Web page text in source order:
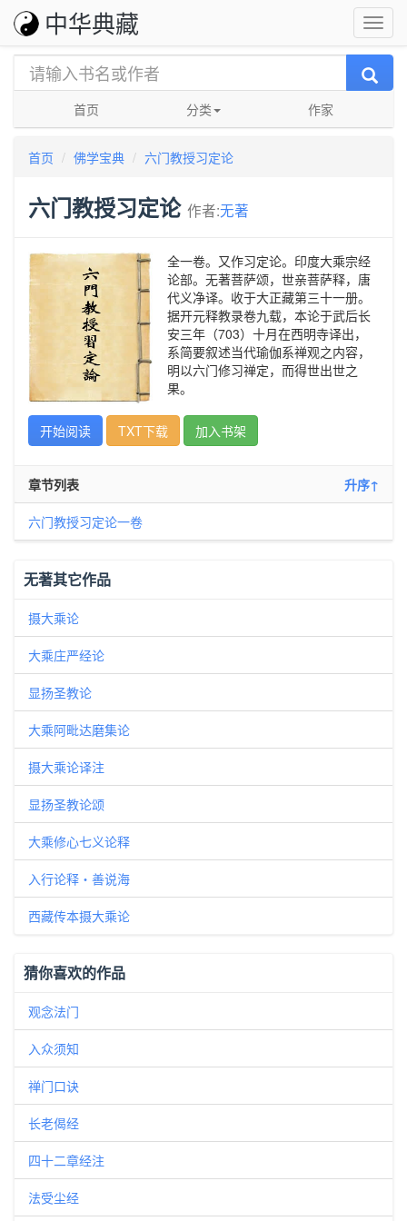
中华典藏
首页 分类 作家
首页 佛学宝典 六门教授习定论
六门教授习定论 作者:无著
全一卷。又作习定论。印度大乘宗经
论部。无著菩萨颂，世亲菩萨释，唐
代义净译。收于大正藏第三十一册。
据开元释教录卷九载，本论于武后长
安三年（703）十月在西明寺译出，
系简要叙述当代瑜伽系禅观之内容，
明以六门修习禅定，而得世出世之
果。
开始阅读 TXT下载 加入书架
章节列表 升序↑
六门教授习定论一卷
无著其它作品
摄大乘论
大乘庄严经论
显扬圣教论
大乘阿毗达磨集论
摄大乘论译注
显扬圣教论颂
大乘修心七义论释
入行论释・善说海
西藏传本摄大乘论
猜你喜欢的作品
观念法门
入众须知
禅门口诀
长老偈经
四十二章经注
法受尘经